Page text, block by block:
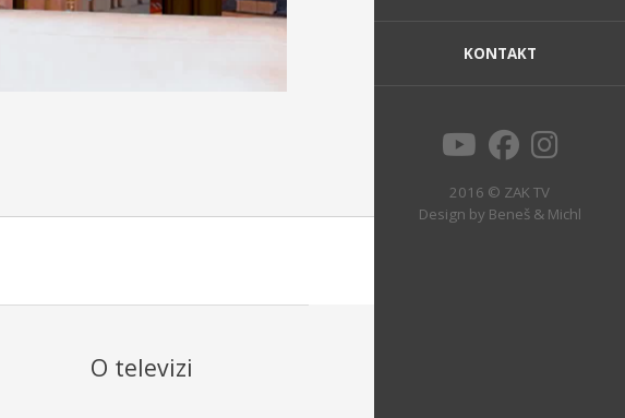
KONTAKT
2016 © ZAK TV
Design by Beneš & Michl
O televizi